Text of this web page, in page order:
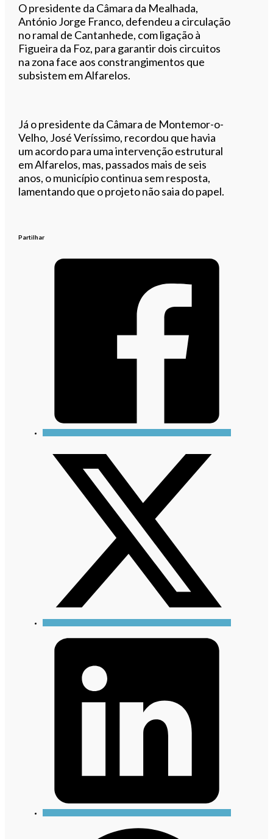
O presidente da Câmara da Mealhada,
António Jorge Franco, defendeu a circulação
no ramal de Cantanhede, com ligação à
Figueira da Foz, para garantir dois circuitos
na zona face aos constrangimentos que
subsistem em Alfarelos.
Já o presidente da Câmara de Montemor-o-
Velho, José Veríssimo, recordou que havia
um acordo para uma intervenção estrutural
em Alfarelos, mas, passados mais de seis
anos, o município continua sem resposta,
lamentando que o projeto não saia do papel.
Partilhar